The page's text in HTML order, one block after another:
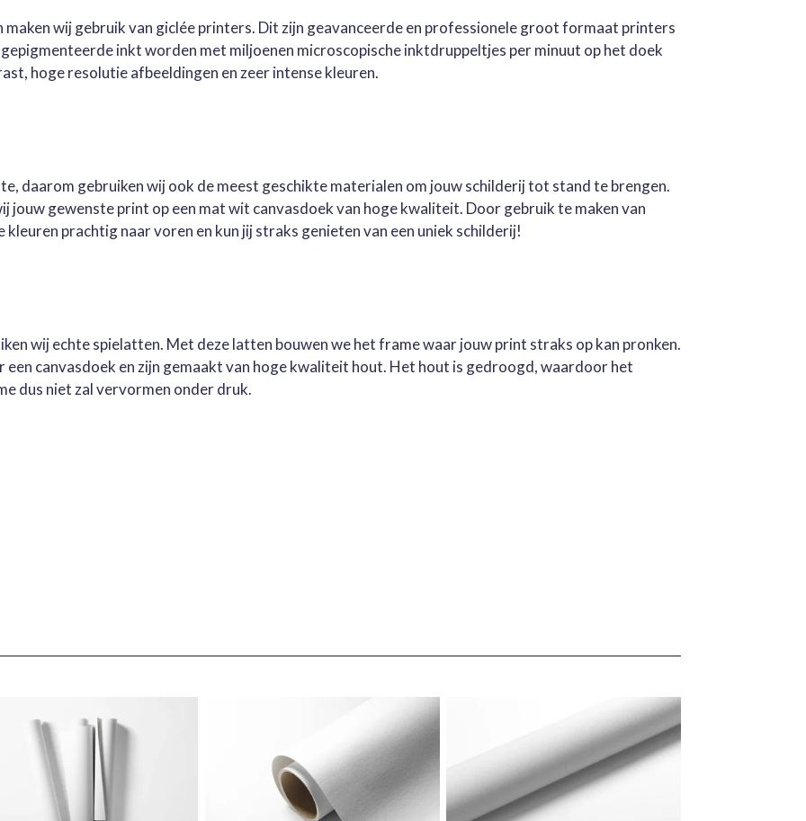
wij gebruik van giclée printers. Dit zijn geavanceerde en professionele groot formaat printers
inkt worden met miljoenen microscopische inktdruppeltjes per minuut op het doek
hoge resolutie afbeeldingen en zeer intense kleuren.
daarom gebruiken wij ook de meest geschikte materialen om jouw schilderij tot stand te brengen.
jouw gewenste print op een mat wit canvasdoek van hoge kwaliteit. Door gebruik te maken van
prachtig naar voren en kun jij straks genieten van een uniek schilderij!
wij echte spielatten. Met deze latten bouwen we het frame waar jouw print straks op kan pronken.
canvasdoek en zijn gemaakt van hoge kwaliteit hout. Het hout is gedroogd, waardoor het
dus niet zal vervormen onder druk.